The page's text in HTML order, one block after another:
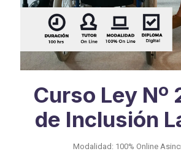
Curso Ley Nº
de Inclusión
Modalidad: 100% Online